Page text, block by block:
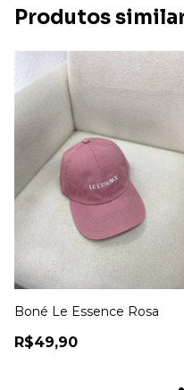
Produtos
Boné Le Essence Rosa
R$49,90